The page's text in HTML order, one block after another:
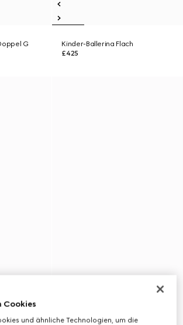
G
Kinder-Ballerina Flach
£425
Cookies
und ähnliche Technologien, um die